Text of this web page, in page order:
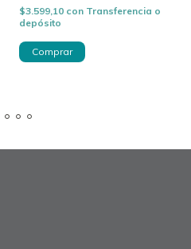
$3.599,10 con Transferencia o
depósito